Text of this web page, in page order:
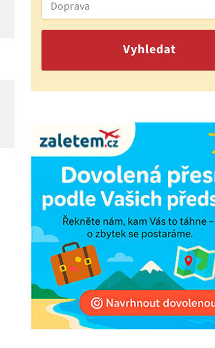
Doprava
Vyhledat